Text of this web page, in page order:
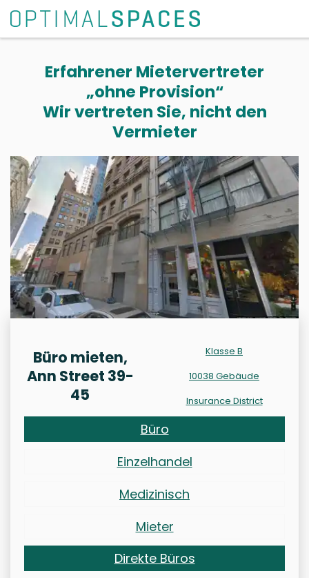
Erfahrener Mietervertreter
„ohne Provision“
Wir vertreten Sie, nicht den
Vermieter
Büro mieten,
Ann Street 39-
45
Klasse B
10038 Gebäude
Insurance District
Büro
Einzelhandel
Medizinisch
Mieter
Direkte Büros